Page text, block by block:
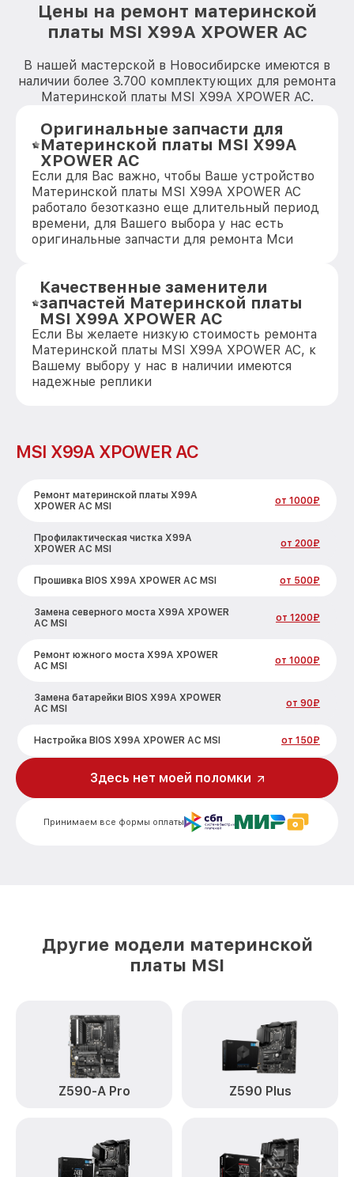
Цены на ремонт материнской
платы MSI X99A XPOWER AC
В нашей мастерской в Новосибирске имеются в
наличии более 3.700 комплектующих для ремонта
Материнской платы MSI X99A XPOWER AC.
Оригинальные запчасти для
Материнской платы MSI X99A
XPOWER AC
Если для Вас важно, чтобы Ваше устройство
Материнской платы MSI X99A XPOWER AC
работало безотказно еще длительный период
времени, для Вашего выбора у нас есть
оригинальные запчасти для ремонта Мси
Качественные заменители
запчастей Материнской платы
MSI X99A XPOWER AC
Если Вы желаете низкую стоимость ремонта
Материнской платы MSI X99A XPOWER AC, к
Вашему выбору у нас в наличии имеются
надежные реплики
MSI X99A XPOWER AC
Ремонт материнской платы X99A
XPOWER AC MSI
от 1000₽
Профилактическая чистка X99A
XPOWER AC MSI
от 200₽
Прошивка BIOS X99A XPOWER AC MSI от 500₽
Замена северного моста X99A XPOWER
AC MSI
от 1200₽
Ремонт южного моста X99A XPOWER
AC MSI
от 1000₽
Замена батарейки BIOS X99A XPOWER
AC MSI
от 90₽
Настройка BIOS X99A XPOWER AC MSI от 150₽
Принимаем все формы оплаты
Здесь нет моей поломки
Другие модели материнской
платы MSI
Z590-A Pro Z590 Plus